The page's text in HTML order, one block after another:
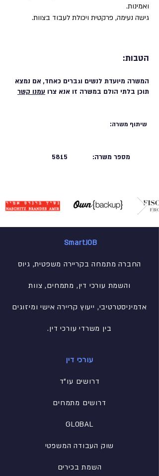
ואמינות.
גישה נעימה, פרקטית ויכולת לעבוד בצוות.
הטבות:
המשרה מיועדת לנשים וגברים כאחד, אם נמצא
תוכן בלתי הולם במשרה זו אנא צרו עמנו קשר
שיתוף משרה:
5815 מספר משרה:
SmartJOB
החברה מתמחה בקריירה משפטית, גיוס
והשמת עורכי דין, מתמחים, צוות
אדמיניסטרטיבי, ייעוץ קריירה אישי ומיזוגים
בין משרדי עורכי דין.
עורכי דין
דרושים עו"ד
דרושים מתמחים
GLOBAL
שוק העבודה המשפטי
השמת בכירים